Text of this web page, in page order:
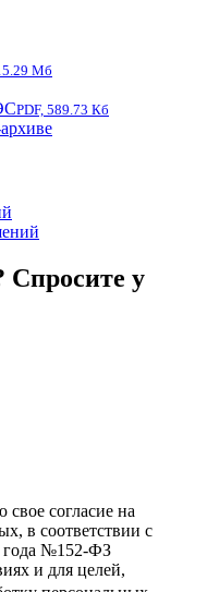
Мб
PDF, 589.73 Кб
Спросите у
согласие на
в соответствии с
года №152-ФЗ
и для целей,